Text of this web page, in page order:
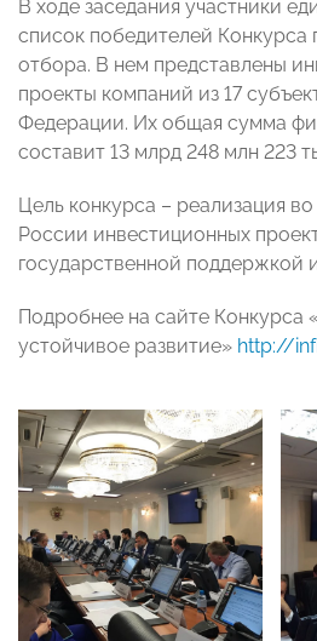
В ходе заседания участники
список победителей Конкурса
отбора. В нем представлены
проекты компаний из 17
Федерации. Их общая сумма
составит 13 млрд 248 млн 223
Цель конкурса – реализация
России инвестиционных
государственной поддержкой
Подробнее на сайте Конкурса
устойчивое развитие» http://